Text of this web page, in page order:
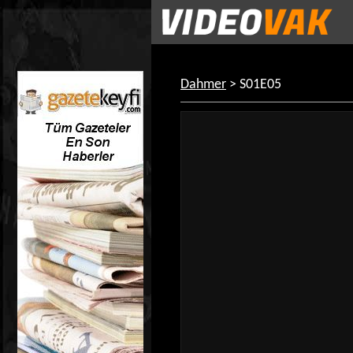
Dahmer > S01E05